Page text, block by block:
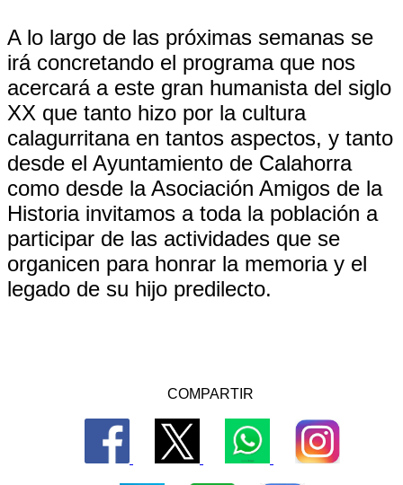
A lo largo de las próximas semanas se
irá concretando el programa que nos
acercará a este gran humanista del siglo
XX que tanto hizo por la cultura
calagurritana en tantos aspectos, y tanto
desde el Ayuntamiento de Calahorra
como desde la Asociación Amigos de la
Historia invitamos a toda la población a
participar de las actividades que se
organicen para honrar la memoria y el
legado de su hijo predilecto.
COMPARTIR